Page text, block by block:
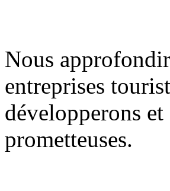
Nous
entreprises
développerons
prometteuses.